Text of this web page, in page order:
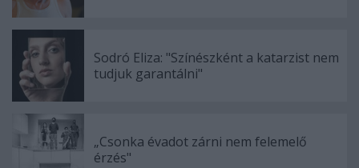
Sodró Eliza: "Színészként a katarzist nem
tudjuk garantálni"
„Csonka évadot zárni nem felemelő
érzés"